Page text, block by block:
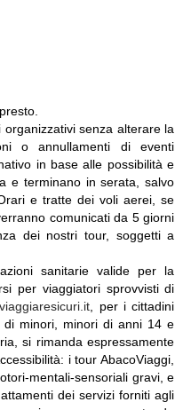
senza alterare la
o annullamenti di eventi
in base alle possibilità e
e terminano in serata, salvo
e tratte dei voli aerei, se
comunicati da 5 giorni
dei nostri tour, soggetti a
sanitarie valide per la
per viaggiatori sprovvisti di
, per i cittadini
di minori, minori di anni 14 e
si rimanda espressamente
i tour AbacoViaggi,
mentali-sensoriali gravi, e
dei servizi forniti agli